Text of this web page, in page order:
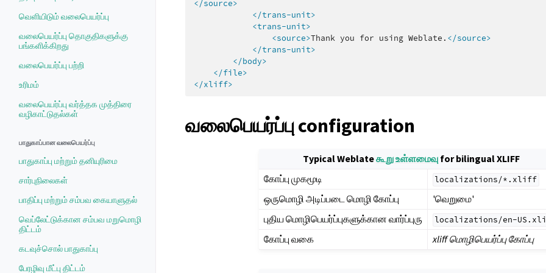
வெளியிடும் வலைபெயர்ப்பு
வலைபெயர்ப்பு தொகுதிகளுக்கு
பங்களிக்கிறது
வலைபெயர்ப்பு பற்றி
உரிமம்
வலைபெயர்ப்பு வர்த்தக முத்திரை
வழிகாட்டுதல்கள்
பாதுகாப்பான வலைபெயர்ப்பு
பாதுகாப்பு மற்றும் தனியுரிமை
சார்புநிலைகள்
பாதிப்பு மற்றும் சம்பவ கையாளுதல்
வெப்லேட்டுக்கான சம்பவ மறுமொழி
திட்டம்
கடவுச்சொல் பாதுகாப்பு
பேரழிவு மீட்பு திட்டம்
</source>
</trans-unit>
<trans-unit>
<source>Thank you for using Weblate. </source>
</trans-unit>
</body>
</file>
</xliff>
வலைபெயர்ப்பு configuration
Typical Weblateகூறு உள்ளமைவுfor bilingual XLIFF
கோப்பு முகமூடி
localizations/*.xliff
ஒருமொழி அடிப்படை மொழி கோப்பு
'வெறுமை'
புதிய மொழிபெயர்ப்புகளுக்கான வார்ப்புரு
localizations/en-
கோப்பு வகை xliff மொழிபெயர்ப்பு கோப்பு